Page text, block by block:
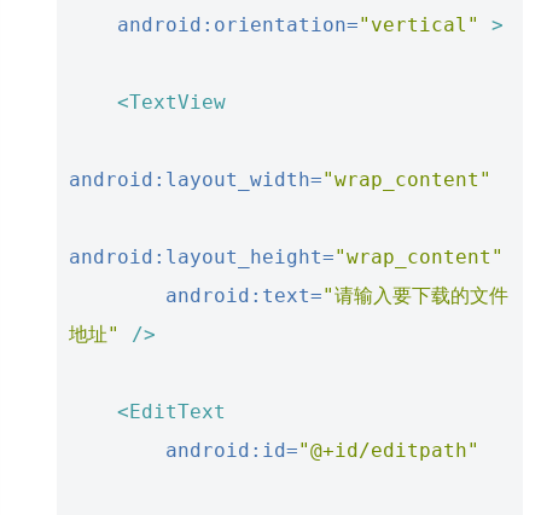
android:orientation="vertical" >
<TextView
android:layout_width="wrap_content"
android:layout_height="wrap_content"
android:text="请输入要下载的文件
地址"
/>
<EditText
android:id="@+id/editpath"